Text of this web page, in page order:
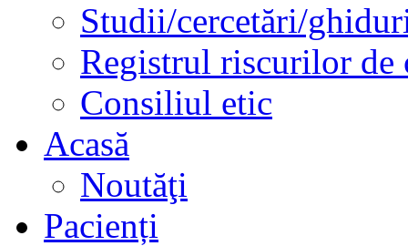
Studii/cercetări/
Registrul riscurilor de
Consiliul etic
Acasă
Noutăţi
Pacienți